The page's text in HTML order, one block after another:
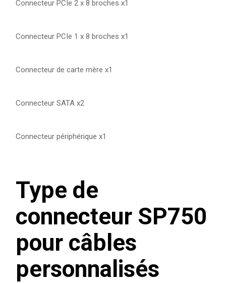
Connecteur PCIe 2 x 8 broches x1
Connecteur PCIe 1 x 8 broches x1
Connecteur de carte mère x1
Connecteur SATA x2
Connecteur périphérique x1
Type de
connecteur SP750
pour câbles
personnalisés